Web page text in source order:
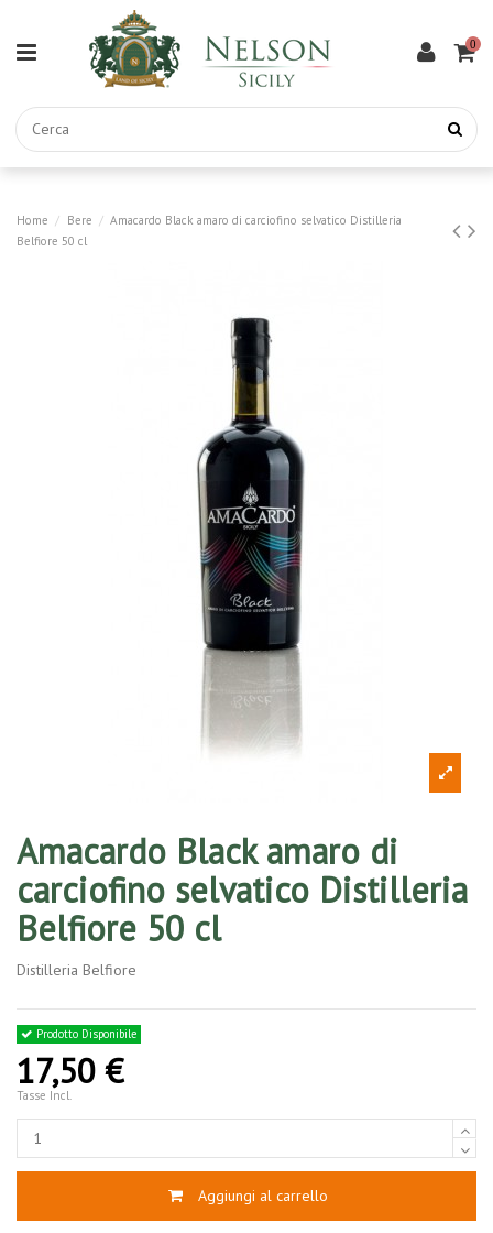
0
Home Bere
Amacardo Black amaro di carciofino selvatico Distilleria
Belfiore 50 cl
Amacardo Black amaro di
carciofino selvatico Distilleria
Belfiore 50 cl
Distilleria Belfiore
Prodotto Disponibile
17,50 €
Tasse Incl.
Aggiungi al carrello